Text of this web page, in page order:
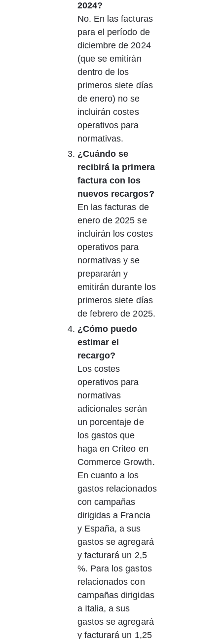
2024?
No. En las facturas
para el período de
diciembre de 2024
(que se emitirán
dentro de los
primeros siete días
de enero) no se
incluirán costes
operativos para
normativas.
¿Cuándo se
recibirá la primera
factura con los
nuevos recargos?
En las facturas de
enero de 2025 se
incluirán los costes
operativos para
normativas y se
prepararán y
emitirán durante los
primeros siete días
de febrero de 2025.
¿Cómo puedo
estimar el
recargo?
Los costes
operativos para
normativas
adicionales serán
un porcentaje de
los gastos que
haga en Criteo en
Commerce Growth.
En cuanto a los
gastos relacionados
con campañas
dirigidas a Francia
y España, a sus
gastos se agregará
y facturará un 2,5
%. Para los gastos
relacionados con
campañas dirigidas
a Italia, a sus
gastos se agregará
y facturará un 1,25